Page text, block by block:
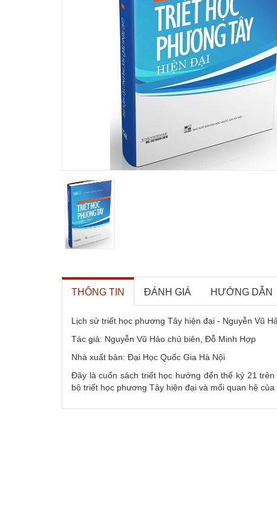
THÔNG TIN ĐÁNH GIÁ HƯỚNG DẪN
Lịch sử triết học phương Tây hiện đại - Nguyễn Vũ
Tác giả: Nguyễn Vũ Hảo chủ biên, Đỗ Minh Hợp
Nhà xuất bản: Đại Học Quốc Gia Hà Nội
Đây là cuốn sách triết học hướng đến thế kỷ 21
bộ triết học phương Tây hiện đại và mối quan hệ của